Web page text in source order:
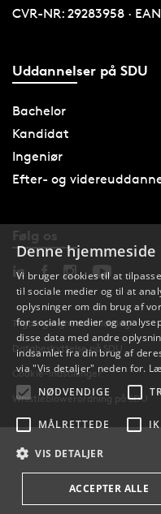
CVR-NR: 29283958 · EAN
Uddannelser på SDU
Bachelor
Kandidat
Ingeniør
Efter- og
Følg os
Tilgængelighedserklæring
Databeskyttelse på SDU
Cookie-indstillinger
Whistleblowerordning på SDU
Denne
Vi bruger cookies til at
til sociale medier og til at
oplysninger om din brug af
for sociale medier og
disse data med andre
indsamlet fra din brug af
via "Vis detaljer" neden for.
NØDVENDIGE
MÅLRETTEDE
VIS DETALJER
ACCEPTER ALLE